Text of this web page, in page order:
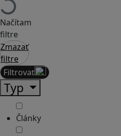
Načítam
filtre
Zmazať
filtre
Filtrovať
Typ
Články